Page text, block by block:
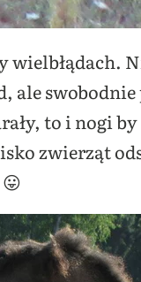
wielbłądach.
swobodnie
to i nogi
zwierząt